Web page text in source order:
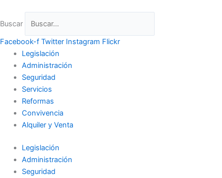
contenido
Buscar
Facebook-f Twitter Instagram Flickr
Legislación
Administración
Seguridad
Servicios
Reformas
Convivencia
Alquiler y Venta
Legislación
Administración
Seguridad